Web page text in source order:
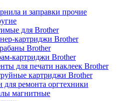
и заправки прочие
для Brother
картриджи Brother
Brother
картриджи Brother
для печати наклеек Brother
картриджи Brother
для ремонта оргтехники
магнитные